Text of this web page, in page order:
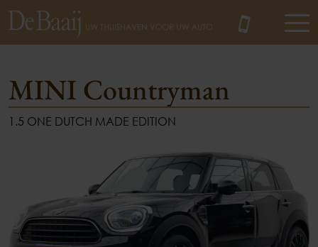
MINI Countryman
1.5 ONE DUTCH MADE EDITION